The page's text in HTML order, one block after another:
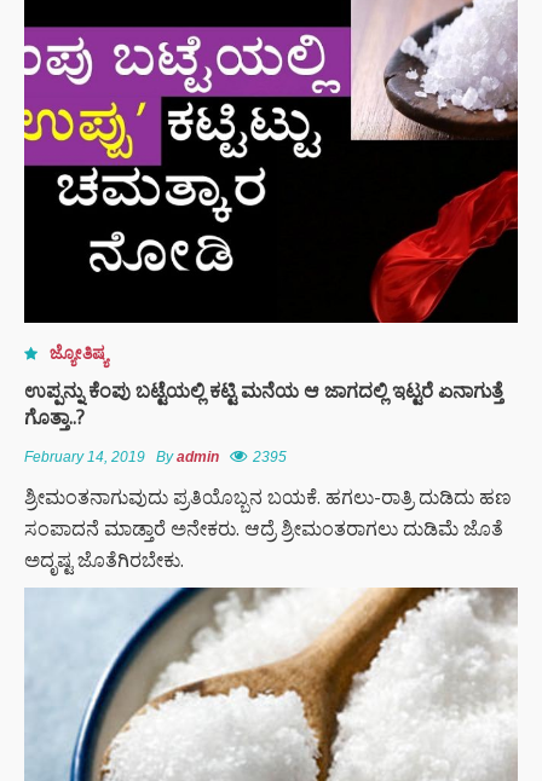
ಜ್ಯೋತಿಷ್ಯ
ಉಪ್ಪನ್ನು ಕೆಂಪು ಬಟ್ಟೆಯಲ್ಲಿ ಕಟ್ಟಿ ಮನೆಯ ಆ ಜಾಗದಲ್ಲಿ ಇಟ್ಟರೆ ಏನಾಗುತ್ತೆ
ಗೊತ್ತಾ..?
February 14, 2019 Byadmin 2395
ಶ್ರೀಮಂತನಾಗುವುದು ಪ್ರತಿಯೊಬ್ಬನ ಬಯಕೆ. ಹಗಲು-ರಾತ್ರಿ ದುಡಿದು ಹಣ
ಸಂಪಾದನೆ ಮಾಡ್ತಾರೆ ಅನೇಕರು. ಆದ್ರೆ ಶ್ರೀಮಂತರಾಗಲು ದುಡಿಮೆ ಜೊತೆ
ಅದೃಷ್ಟ ಜೊತೆಗಿರಬೇಕು.